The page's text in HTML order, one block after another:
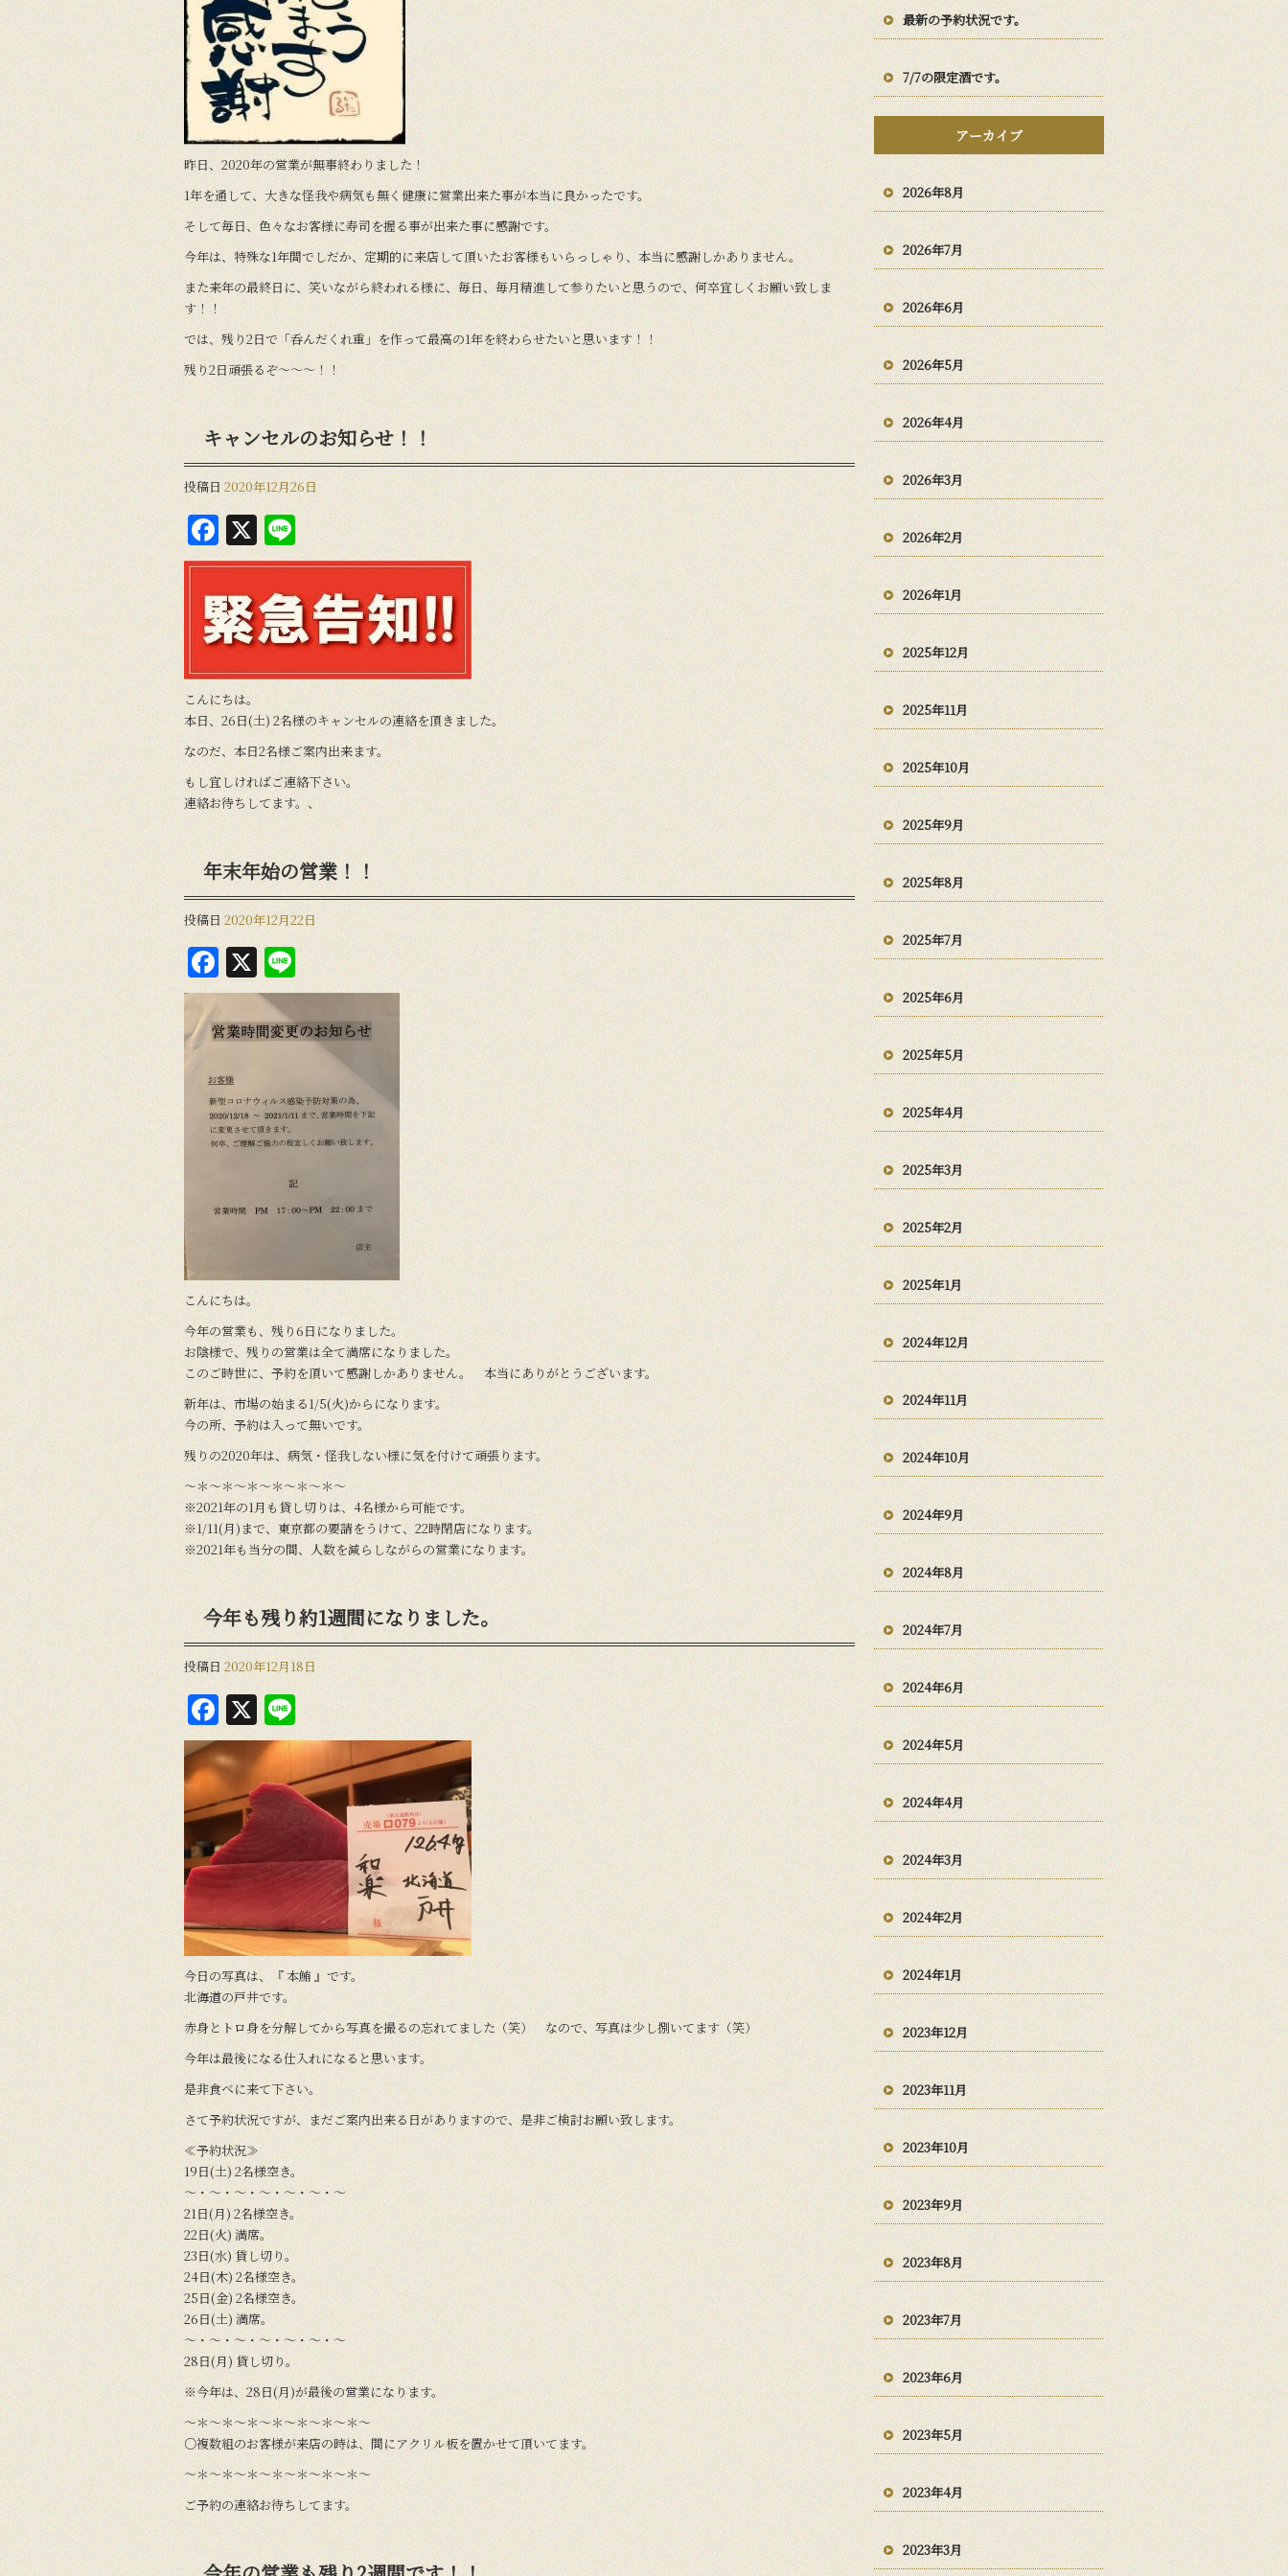
o
k
昨日、2020年の営業が無事終わりました！
1年を通して、大きな怪我や病気も無く健康に営業出来た事が本当に良かったです。
そして毎日、色々なお客様に寿司を握る事が出来た事に感謝です。
今年は、特殊な1年間でしだか、定期的に来店して頂いたお客様もいらっしゃり、本当に感謝しかありません。
また来年の最終日に、笑いながら終われる様に、毎日、毎月精進して参りたいと思うので、何卒宜しくお願い致しま
す！！
では、残り2日で「呑んだくれ重」を作って最高の1年を終わらせたいと思います！！
残り2日頑張るぞ〜〜〜！！
キャンセルのお知らせ！！
投稿日 2020年12月26日
F
a
c
e
b
o
o
k
X
n
e
こんにちは。
本日、26日(土) 2名様のキャンセルの連絡を頂きました。
なのだ、本日2名様ご案内出来ます。
もし宜しければご連絡下さい。
連絡お待ちしてます。、
年末年始の営業！！
投稿日 2020年12月22日
F
a
c
e
b
o
o
X
n
e
こんにちは。
今年の営業も、残り6日になりました。
お陰様で、残りの営業は全て満席になりました。
このご時世に、予約を頂いて感謝しかありません。 本当にありがとうございます。
新年は、市場の始まる1/5(火)からになります。
今の所、予約は入って無いです。
残りの2020年は、病気・怪我しない様に気を付けて頑張ります。
〜＊〜＊〜＊〜＊〜＊〜＊〜
※2021年の1月も貸し切りは、4名様から可能です。
※1/11(月)まで、東京都の要請をうけて、22時閉店になります。
※2021年も当分の間、人数を減らしながらの営業になります。
今年も残り約1週間になりました。
投稿日 2020年12月18日
F
a
c
e
b
o
o
k
X
n
e
今日の写真は、『 本鮪 』です。
北海道の戸井です。
赤身とトロ身を分解してから写真を撮るの忘れてました（笑） なので、写真は少し捌いてます（笑）
今年は最後になる仕入れになると思います。
是非食べに来て下さい。
さて予約状況ですが、まだご案内出来る日がありますので、是非ご検討お願い致します。
≪予約状況≫
19日(土) 2名様空き。
〜・〜・〜・〜・〜・〜・〜
21日(月) 2名様空き。
22日(火) 満席。
23日(水) 貸し切り。
24日(木) 2名様空き。
25日(金) 2名様空き。
26日(土) 満席。
〜・〜・〜・〜・〜・〜・〜
28日(月) 貸し切り。
※今年は、28日(月)が最後の営業になります。
〜＊〜＊〜＊〜＊〜＊〜＊〜＊〜
○複数組のお客様が来店の時は、間にアクリル板を置かせて頂いてます。
〜＊〜＊〜＊〜＊〜＊〜＊〜＊〜
ご予約の連絡お待ちしてます。
最新の予約状況です。
7/7の限定酒です。
アーカイブ
2026年8月
2026年7月
2026年6月
2026年5月
2026年4月
2026年3月
2026年2月
2026年1月
2025年12月
2025年11月
2025年10月
2025年9月
2025年8月
2025年7月
2025年6月
2025年5月
2025年4月
2025年3月
2025年2月
2025年1月
2024年12月
2024年11月
2024年10月
2024年9月
2024年8月
2024年7月
2024年6月
2024年5月
2024年4月
2024年3月
2024年2月
2024年1月
2023年12月
2023年11月
2023年10月
2023年9月
2023年8月
2023年7月
2023年6月
2023年5月
2023年4月
2023年3月